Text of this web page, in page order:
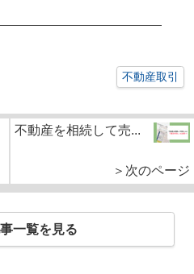
不動産取引
不動産を相続して売...
＞次のページ
一覧を見る